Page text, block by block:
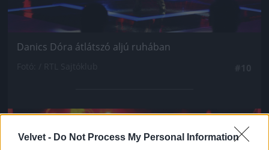
Velvet - Do Not Process My Personal Information
Danics Dóra átlátszó aljú ruhában